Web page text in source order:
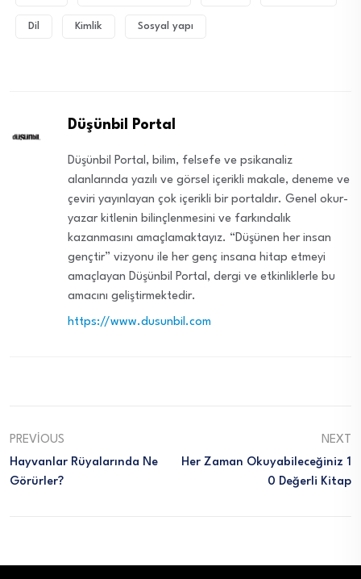
Dil Kimlik Sosyal yapı
Düşünbil Portal
Düşünbil Portal, bilim, felsefe ve psikanaliz
alanlarında yazılı ve görsel içerikli makale, deneme ve
çeviri yayınlayan çok içerikli bir portaldır. Genel okur-
yazar kitlenin bilinçlenmesini ve farkındalık
kazanmasını amaçlamaktayız. “Düşünen her insan
gençtir” vizyonu ile her genç insana hitap etmeyi
amaçlayan Düşünbil Portal, dergi ve etkinliklerle bu
amacını geliştirmektedir.
https://www.dusunbil.com
PREVIOUS
Hayvanlar Rüyalarında Ne
Görürler?
NEXT
Her Zaman Okuyabileceğiniz 1
0 Değerli Kitap